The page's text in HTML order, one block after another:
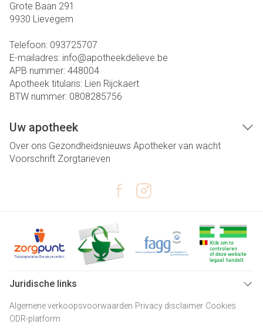
Grote Baan 291
9930 Lievegem
Telefoon: 093725707
E-mailadres: info@apotheekdelieve.be
APB nummer: 448004
Apotheek titularis: Lien Rijckaert
BTW nummer: 0808285756
Uw apotheek
Over ons Gezondheidsnieuws Apotheker van wacht
Voorschrift Zorgtarieven
Juridische links
Algemene verkoopsvoorwaarden Privacy disclaimer Cookies
ODR-platform